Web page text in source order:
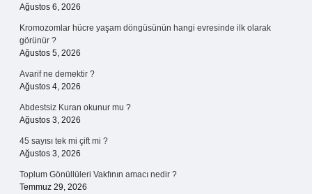
Ağustos 6, 2026
Kromozomlar hücre yaşam döngüsünün hangi evresinde ilk olarak
görünür ?
Ağustos 5, 2026
Avarif ne demektir ?
Ağustos 4, 2026
Abdestsiz Kuran okunur mu ?
Ağustos 3, 2026
45 sayısı tek mi çift mi ?
Ağustos 3, 2026
Toplum Gönüllüleri Vakfının amacı nedir ?
Temmuz 29, 2026